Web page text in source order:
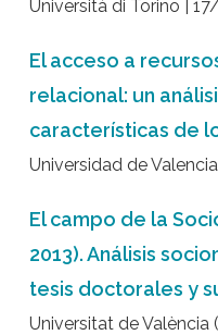
Università di Torino |
El acceso a
relacional: un
características de
Universidad de
El campo de la
2013). Análisis
tesis doctorales y
Universitat de